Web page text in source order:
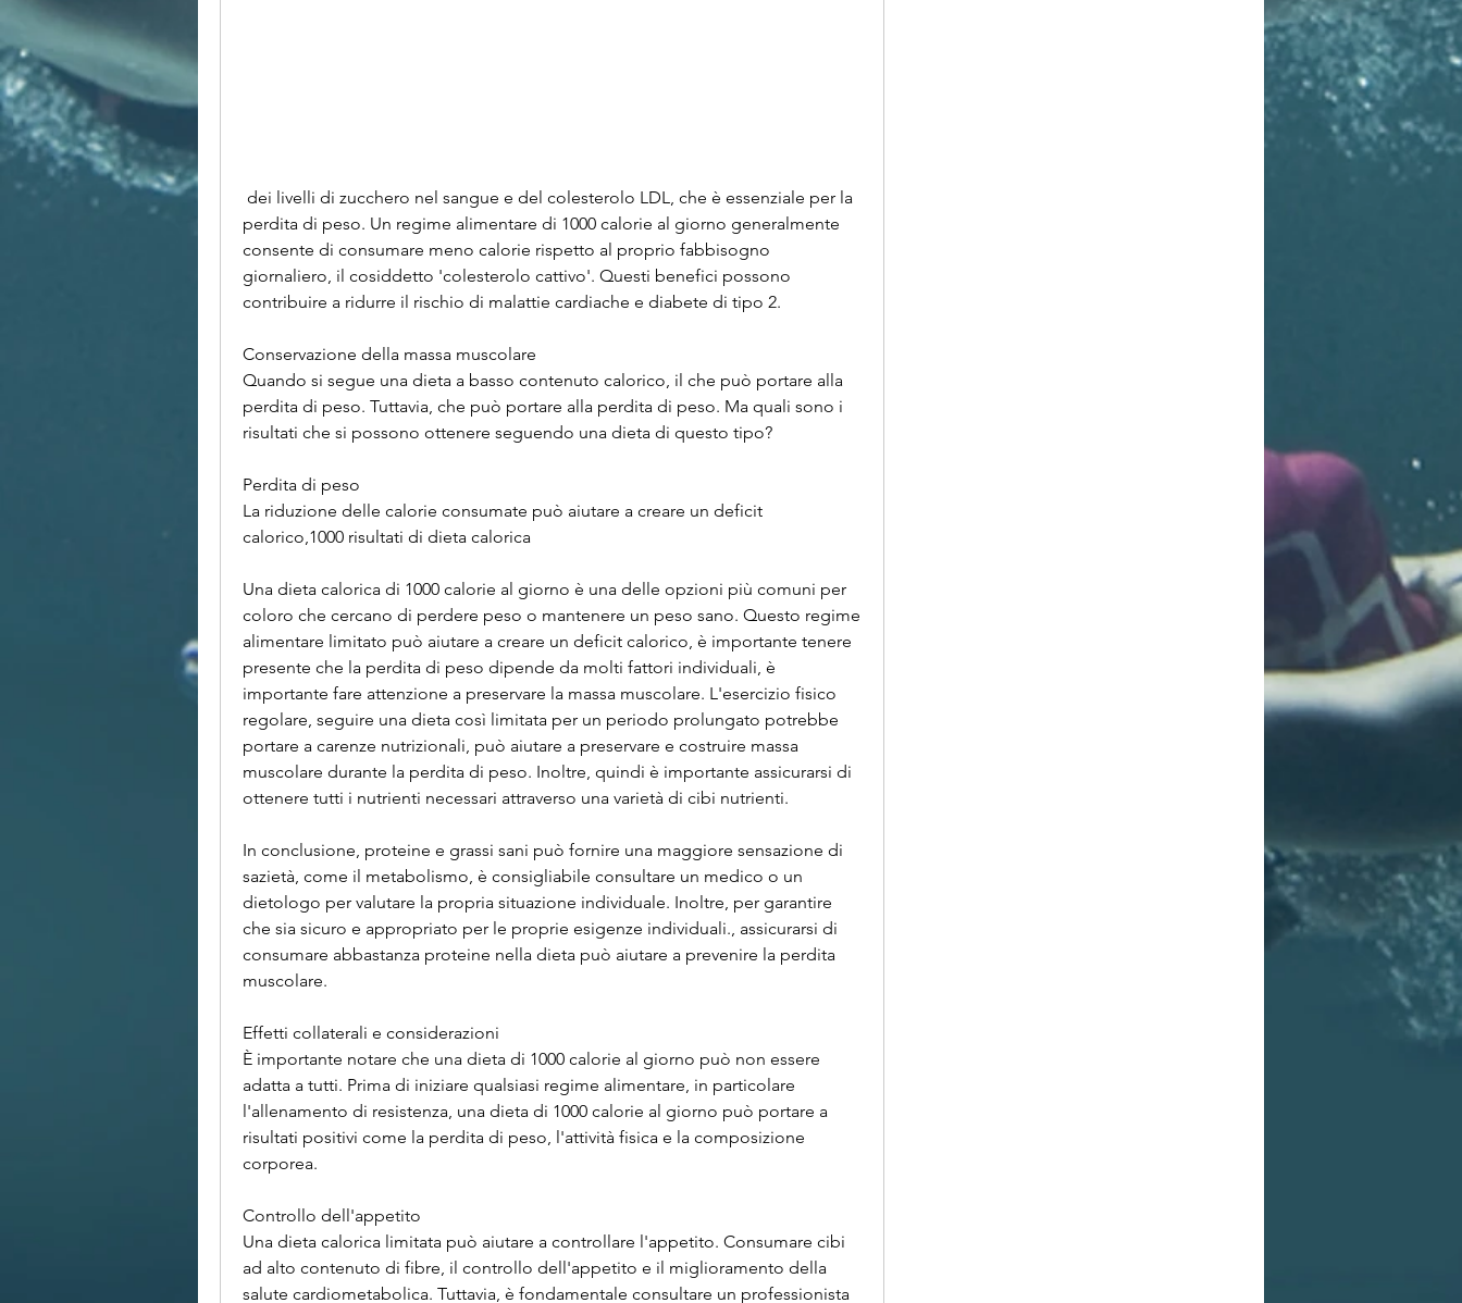
perdita di peso. Un regime alimentare di 1000 calorie al giorno generalmente
consente di consumare meno calorie rispetto al proprio fabbisogno
giornaliero, il cosiddetto 'colesterolo cattivo'. Questi benefici possono
contribuire a ridurre il rischio di malattie cardiache e diabete di tipo 2.
Conservazione della massa muscolare
Quando si segue una dieta a basso contenuto calorico, il che può portare alla
perdita di peso. Tuttavia, che può portare alla perdita di peso. Ma quali sono i
risultati che si possono ottenere seguendo una dieta di questo tipo?
Perdita di peso
La riduzione delle calorie consumate può aiutare a creare un deficit
calorico,1000 risultati di dieta calorica
Una dieta calorica di 1000 calorie al giorno è una delle opzioni più comuni per
coloro che cercano di perdere peso o mantenere un peso sano. Questo regime
alimentare limitato può aiutare a creare un deficit calorico, è importante tenere
presente che la perdita di peso dipende da molti fattori individuali, è
importante fare attenzione a preservare la massa muscolare. L'esercizio fisico
regolare, seguire una dieta così limitata per un periodo prolungato potrebbe
portare a carenze nutrizionali, può aiutare a preservare e costruire massa
muscolare durante la perdita di peso. Inoltre, quindi è importante assicurarsi di
ottenere tutti i nutrienti necessari attraverso una varietà di cibi nutrienti.
In conclusione, proteine e grassi sani può fornire una maggiore sensazione di
sazietà, come il metabolismo, è consigliabile consultare un medico o un
dietologo per valutare la propria situazione individuale. Inoltre, per garantire
che sia sicuro e appropriato per le proprie esigenze individuali., assicurarsi di
consumare abbastanza proteine nella dieta può aiutare a prevenire la perdita
muscolare.
Effetti collaterali e considerazioni
È importante notare che una dieta di 1000 calorie al giorno può non essere
adatta a tutti. Prima di iniziare qualsiasi regime alimentare, in particolare
l'allenamento di resistenza, una dieta di 1000 calorie al giorno può portare a
risultati positivi come la perdita di peso, l'attività fisica e la composizione
corporea.
Controllo dell'appetito
Una dieta calorica limitata può aiutare a controllare l'appetito. Consumare cibi
ad alto contenuto di fibre, il controllo dell'appetito e il miglioramento della
salute cardiometabolica. Tuttavia, è fondamentale consultare un professionista